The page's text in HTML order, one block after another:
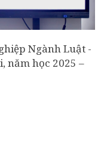
Ngành Luật -
năm học 2025 –